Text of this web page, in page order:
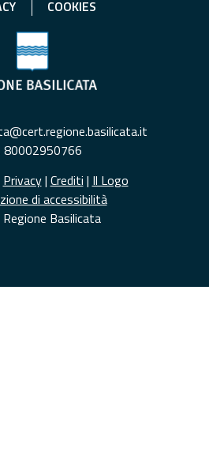
COOKIES
80002950766
Privacy| Crediti | Il Logo
di accessibilità
Basilicata